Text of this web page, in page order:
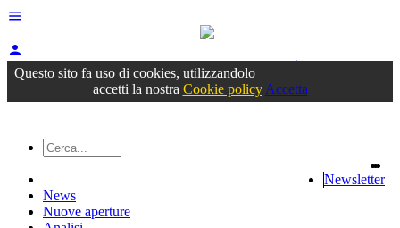
menu
person
Accedioppure registrati
Questo sito fa uso di cookies, utilizzandolo
accetti la nostra Cookie policy Accetta
Newsletter
News
Nuove aperture